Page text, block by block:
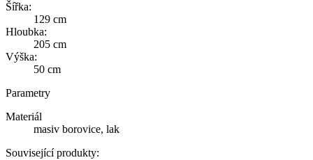
Šířka:
129 cm
Hloubka:
205 cm
Výška:
50 cm
Parametry
Materiál
masiv borovice, lak
Související produkty: